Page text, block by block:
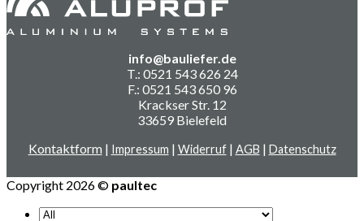
info@bauliefer.de
T.: 0521 543 626 24
F.: 0521 543 650 96
Krackser Str. 12
33659 Bielefeld
Kontaktform | Impressum | Widerruf| AGB | Datenschutz
Copyright 2026 © paultec